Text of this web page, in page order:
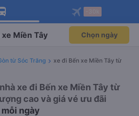
Vexere ngay!
ưu đãi thành viên độc
Mở app
Vexere
khi đặt vé máy bay qua
Mở app
xe Miền Tây Chọn ngày
từ Sóc Trăng
xe đi Bến xe Miền Tây từ
xe đi Bến xe Miền Tây từ
cao và giá vé ưu đãi
ngày